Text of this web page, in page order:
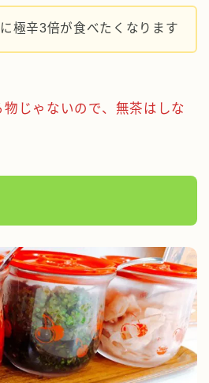
極辛3倍が食べたくなります
じゃないので、無茶はしな